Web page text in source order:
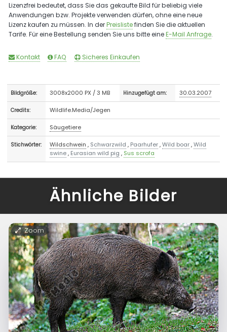
Lizenzfrei bedeutet, dass Sie das gekaufte Bild für beliebig viele
Anwendungen bzw. Projekte verwenden dürfen, ohne eine neue
Lizenz kaufen zu müssen. In derPreislistefinden Sie die aktuellen
Tarife. Für eine Bestellung senden Sie uns bitte eineE-Mail Anfrage.
Kontakt FAQ Sicheres Einkaufen
Bildgröße: 3008x2000 PX / 3 MB Hinzugefügt am: 30.03.2007
Credits: Wildlife.Media/Jegen
Kategorie: Säugetiere
Stichwörter: Wildschwein , Schwarzwild , Paarhufer,Wild boar,Wild
swine, Eurasian wild pig , Sus scrofa
Ähnliche Bilder
Zoom